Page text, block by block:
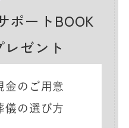
ポートBOOK
レゼント
金のご用意
儀の選び方